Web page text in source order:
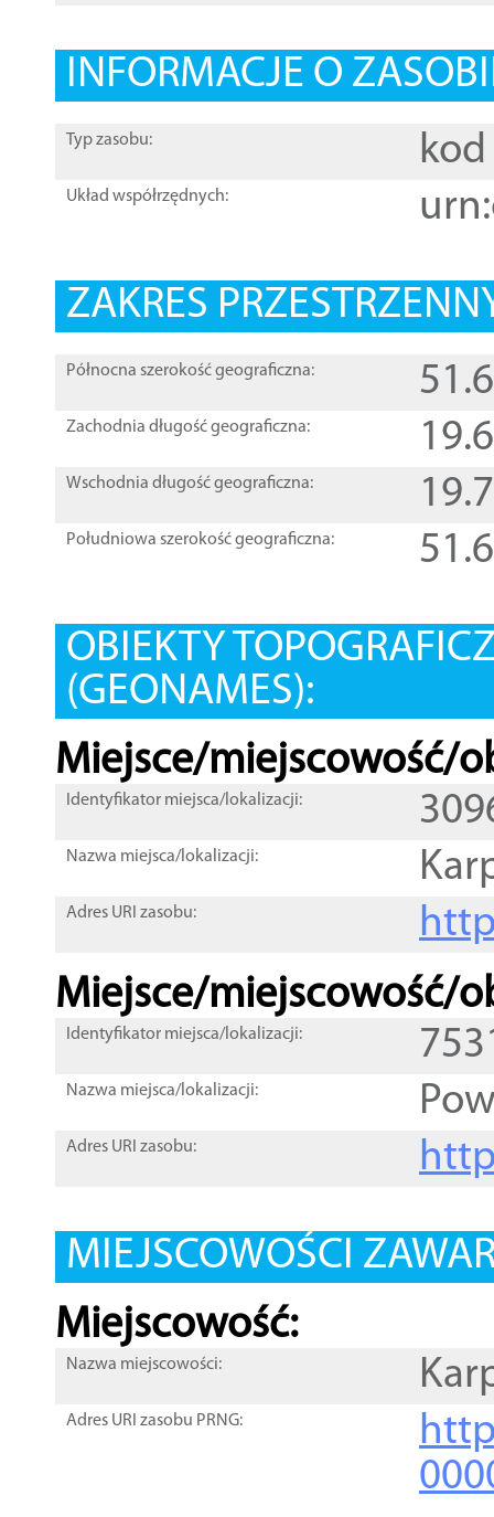
INFORMACJE O
Typ zasobu: kod
Układ współrzędnych:
ZAKRES
Północna szerokość geograficzna:
Zachodnia długość geograficzna:
Wschodnia długość geograficzna:
Południowa szerokość geograficzna:
OBIEKTY
(GEONAMES):
Miejsce/miejscowość/
Identyfikator miejsca/lokalizacji:
Nazwa miejsca/lokalizacji:
Adres URI zasobu:
Miejsce/miejscowość/
Identyfikator miejsca/lokalizacji:
Nazwa miejsca/lokalizacji:
Adres URI zasobu:
MIEJSCOWOŚCI
Miejscowość:
Nazwa miejscowości:
Adres URI zasobu PRNG: